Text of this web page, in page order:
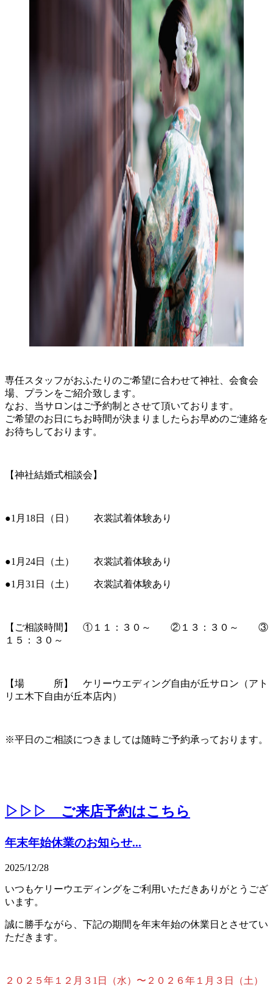
専任スタッフがおふたりのご希望に合わせて神社、会食会
場、プランをご紹介致します。
なお、当サロンはご予約制とさせて頂いております。
ご希望のお日にちお時間が決まりましたらお早めのご連絡を
お待ちしております。
【神社結婚式相談会】
●1月18日（日） 衣裳試着体験あり
●1月24日（土） 衣裳試着体験あり
●1月31日（土） 衣裳試着体験あり
【ご相談時間】 ①１１：３０～ ②１３：３０～ ③
１５：３０～
【場 所】 ケリーウエディング自由が丘サロン（アト
リエ木下自由が丘本店内）
※平日のご相談につきましては随時ご予約承っております。
▷▷▷ ご来店予約はこちら
年末年始休業のお知らせ...
2025/12/28
いつもケリーウエディングをご利用いただきありがとうござ
います。
誠に勝手ながら、下記の期間を年末年始の休業日とさせてい
ただきます。
２０２５年１２月３1日（水）〜２０２６年１月３日（土）